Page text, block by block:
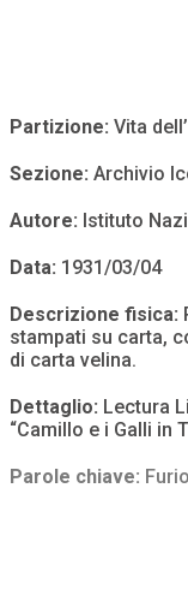
Partizione: Vita
Sezione: Archivio
Autore: Istituto
Data: 1931/03/04
Descrizione fisica:
stampati su carta,
di carta velina.
Dettaglio: Lectura
“Camillo e i Galli in
Parole chiave: